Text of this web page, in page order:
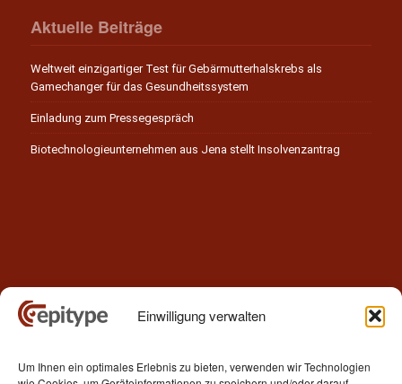
Einwilligung verwalten
Um Ihnen ein optimales Erlebnis zu bieten, verwenden wir Technologien
Aktuelle Beiträge
Weltweit einzigartiger Test für Gebärmutterhalskrebs als
Gamechanger für das Gesundheitssystem
Einladung zum Pressegespräch
Biotechnologieunternehmen aus Jena stellt Insolvenzantrag
Kontakt
Epitype GmbH